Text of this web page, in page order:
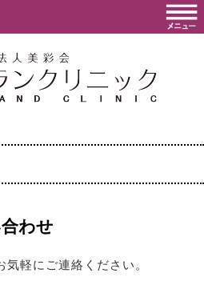
わせ
軽にご連絡ください。